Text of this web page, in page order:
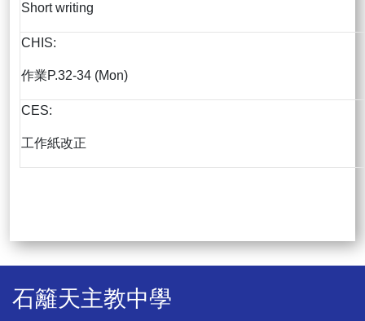
Short writing
CHIS:
作業P.32-34 (Mon)
CES:
工作紙改正
石籬天主教中學